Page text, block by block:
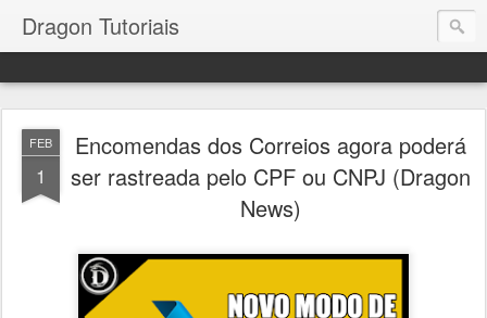
Dragon Tutoriais
FEB
1
Encomendas dos Correios agora poderá
ser rastreada pelo CPF ou CNPJ (Dragon
News)